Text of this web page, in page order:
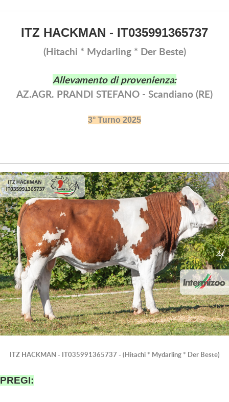
ITZ HACKMAN - IT035991365737
(Hitachi * Mydarling * Der Beste)
Allevamento di provenienza:
AZ.AGR. PRANDI STEFANO - Scandiano (RE)
3° Turno 2025
ITZ HACKMAN - IT035991365737 - (Hitachi * Mydarling * Der Beste)
PREGI: